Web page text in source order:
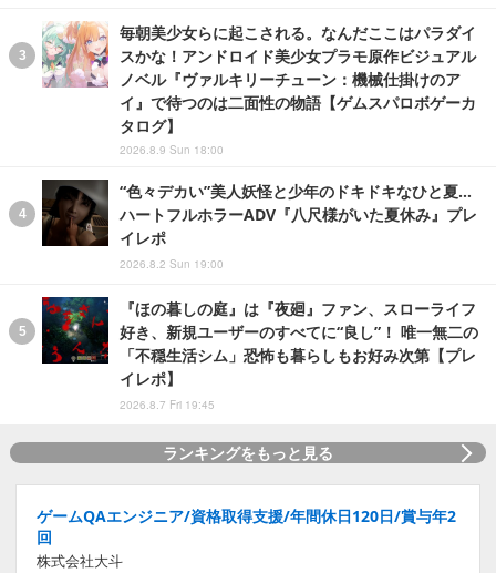
毎朝美少女らに起こされる。なんだここはパラダイ
スかな！アンドロイド美少女プラモ原作ビジュアル
ノベル『ヴァルキリーチューン：機械仕掛けのア
イ』で待つのは二面性の物語【ゲムスパロボゲーカ
タログ】
2026.8.9 Sun 18:00
“色々デカい”美人妖怪と少年のドキドキなひと夏…
ハートフルホラーADV『八尺様がいた夏休み』プレ
イレポ
2026.8.2 Sun 19:00
『ほの暮しの庭』は『夜廻』ファン、スローライフ
好き、新規ユーザーのすべてに“良し”！ 唯一無二の
「不穏生活シム」恐怖も暮らしもお好み次第【プレ
イレポ】
2026.8.7 Fri 19:45
ランキングをもっと見る
ゲームQAエンジニア/資格取得支援/年間休日120日/賞与年2
回
株式会社大斗